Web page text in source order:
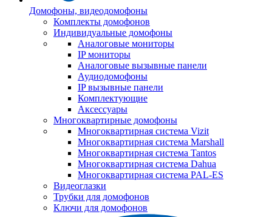
Домофоны, видеодомофоны
Комплекты домофонов
Индивидуальные домофоны
Аналоговые мониторы
IP мониторы
Аналоговые вызывные панели
Аудиодомофоны
IP вызывные панели
Комплектующие
Аксессуары
Многоквартирные домофоны
Многоквартирная система Vizit
Многоквартирная система Marshall
Многоквартирная система Tantos
Многоквартирная система Dahua
Многоквартирная система PAL-ES
Видеоглазки
Трубки для домофонов
Ключи для домофонов